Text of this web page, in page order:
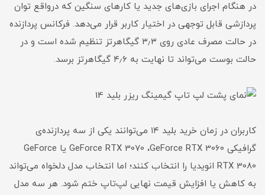
در هنگام اجرای بازی‌های جدید یا کارهای سنگین که درواقع توان
پردازشی قابل توجهی در اختیار کاربر قرار می‌دهد. فرکانس پردازنده
در حالت مصرف عادی روی ۳٫۳ گیگاهرتز تنظیم شده است و در
حالت بوست می‌تواند تا نهایت به ۴٫۶ گیگاهرتز برسد.
کاربران در زمان خرید بلید ۱۴ می‌توانند یکی از سه پردازنده‌ی
گرافیکی GeForce RTX 3070 ،GeForce RTX 3060 یا GeForce
RTX 3080 انویدیا را انتخاب کنند؛ اما انتخاب مدل دلخواه می‌تواند
به کاهش یا افزایش قیمت نهایی لپ‌تاپ ختم شود. هر سه مدل